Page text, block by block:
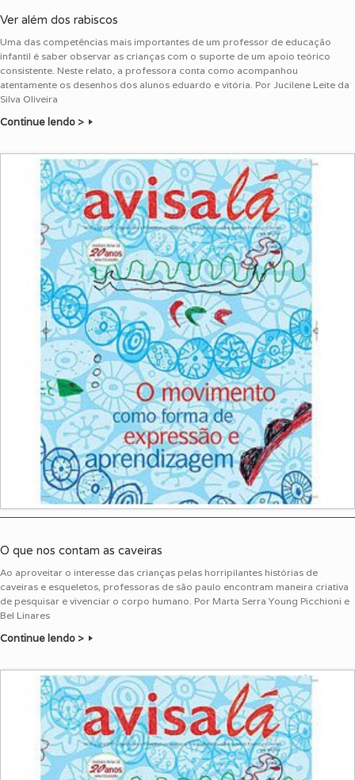
Ver além dos rabiscos
Uma das competências mais importantes de um professor de educação
infantil é saber observar as crianças com o suporte de um apoio teórico
consistente. Neste relato, a professora conta como acompanhou
atentamente os desenhos dos alunos eduardo e vitória. Por Jucilene Leite da
Silva Oliveira
Continue lendo >
O que nos contam as caveiras
Ao aproveitar o interesse das crianças pelas horripilantes histórias de
caveiras e esqueletos, professoras de são paulo encontram maneira criativa
de pesquisar e vivenciar o corpo humano. Por Marta Serra Young Picchioni e
Bel Linares
Continue lendo >